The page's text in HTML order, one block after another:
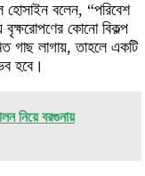
হোসাইন বলেন, “পরিবেশ
বৃক্ষরোপণের কোনো বিকল্প
গাছ লাগায়, তাহলে একটি
হবে।
নিয়ে বরগুনায়